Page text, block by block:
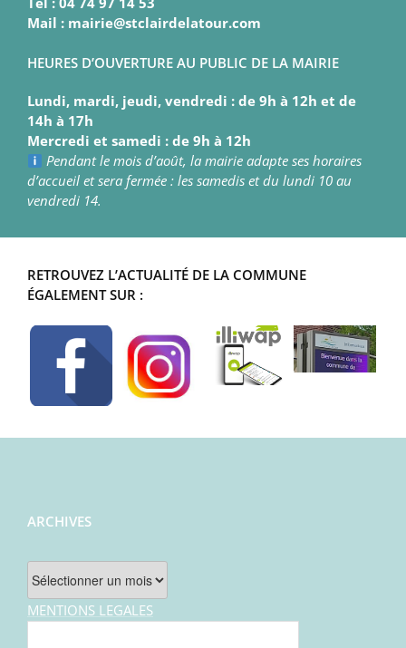
Mail : mairie@stclairdelatour.com
HEURES D’OUVERTURE AU PUBLIC DE LA MAIRIE
Lundi, mardi, jeudi, vendredi : de 9h à 12h et de
14h à 17h
Mercredi et samedi : de 9h à 12h
Pendant le mois d’août, la mairie adapte ses horaires
d’accueil et sera fermée : les samedis et du lundi 10 au
vendredi 14.
RETROUVEZ L’ACTUALITÉ DE LA COMMUNE
ÉGALEMENT SUR :
ARCHIVES
Archives
MENTIONS LEGALES